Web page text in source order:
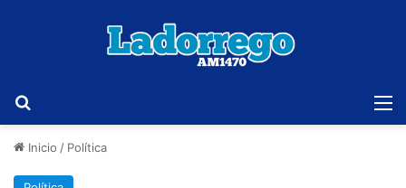
Inicio / Política